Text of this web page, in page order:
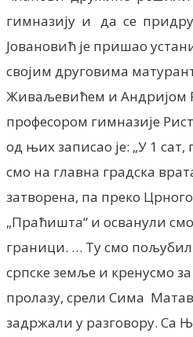
гимназију и да се
Јовановић је пришао
својим друговима
Живаљевићем и Андријом
професором гимназије
од њих записао је: „У 1
смо на главна градска
затворена, па преко
„Праћишта“ и осванули
граници. … Ту смо
српске земље и кренусмо
пролазу, срели Сима
задржали у разговору. Са